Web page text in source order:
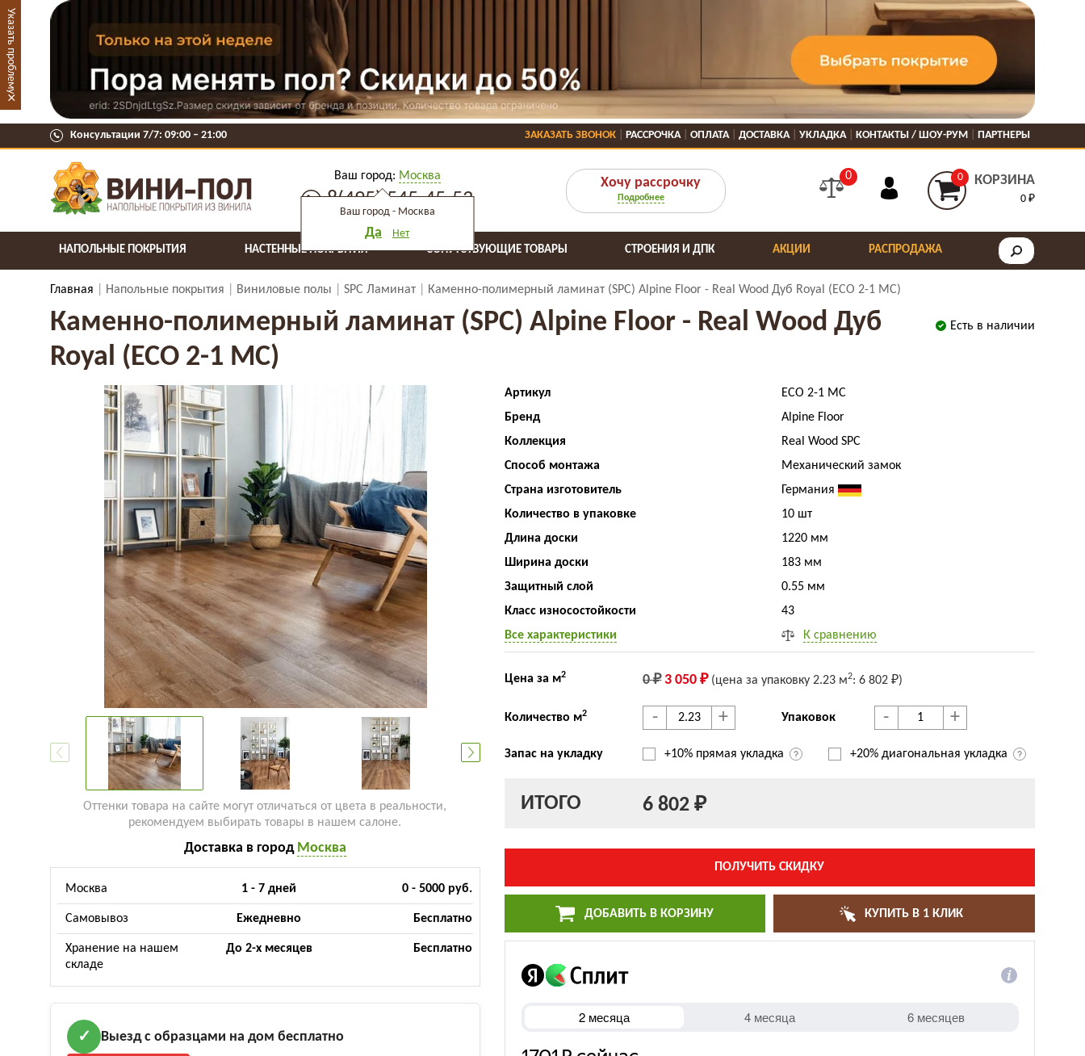
Консультации 7/7: 09:00 ‒ 21:00 ЗАКАЗАТЬ ЗВОНОК РАССРОЧКА ОПЛАТА ДОСТАВКА УКЛАДКА КОНТАКТЫ / ШОУ-РУМ ПАРТНЕРЫ
Ваш город: Москва
Ваш город - Москва
Да Нет
8(495) 545-45-53
Хочу рассрочку
Подробнее
0 0 КОРЗИНА
0 ₽
НАПОЛЬНЫЕ ПОКРЫТИЯ НАСТЕННЫЕ ПОКРЫТИЯ СОПУТСТВУЮЩИЕ ТОВАРЫ РАСПРОДАЖА
СТРОЕНИЯ И ДПК АКЦИИ
Главная Напольные покрытия Виниловые полы SPC Ламинат Каменно-полимерный ламинат (SPC) Alpine Floor - Real Wood Дуб Royal (ECO 2-1 MC)
Есть в наличии
Каменно-полимерный ламинат (SPC) Alpine Floor - Real Wood Дуб
Royal (ECO 2-1 MC)
Оттенки товара на сайте могут отличаться от цвета в реальности,
рекомендуем выбирать товары в нашем салоне.
Доставка в город Москва
Москва 1 - 7 дней 0 - 5000 руб.
Самовывоз Ежедневно Бесплатно
Хранение на нашем
складе
До 2-х месяцев Бесплатно
✓ Выезд с образцами на дом бесплатно
Артикул
ECO 2-1 MC
Бренд
Alpine Floor
Коллекция
Real Wood SPC
Способ монтажа
Механический замок
Страна изготовитель
Германия
Количество в упаковке
10 шт
Длина доски
1220 мм
Ширина доски
183 мм
Защитный слой
0.55 мм
Класс износостойкости
43
Все характеристики
К сравнению
Цена за м2 0 ₽ 3 050 ₽ (цена за упаковку 2.23 м2:6 802 ₽)
Количество м2 - + Упаковок - +
Запас на укладку +10% прямая укладка +20% диагональная укладка
ИТОГО 6 802 ₽
ПОЛУЧИТЬ СКИДКУ
ДОБАВИТЬ В КОРЗИНУ КУПИТЬ В 1 КЛИК
Указать проблему
×